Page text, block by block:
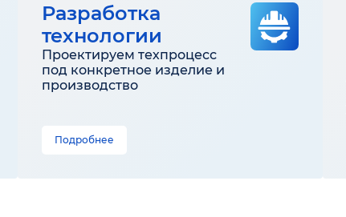
Разработка
технологии
Проектируем техпроцесс
под конкретное изделие и
производство
Подробнее